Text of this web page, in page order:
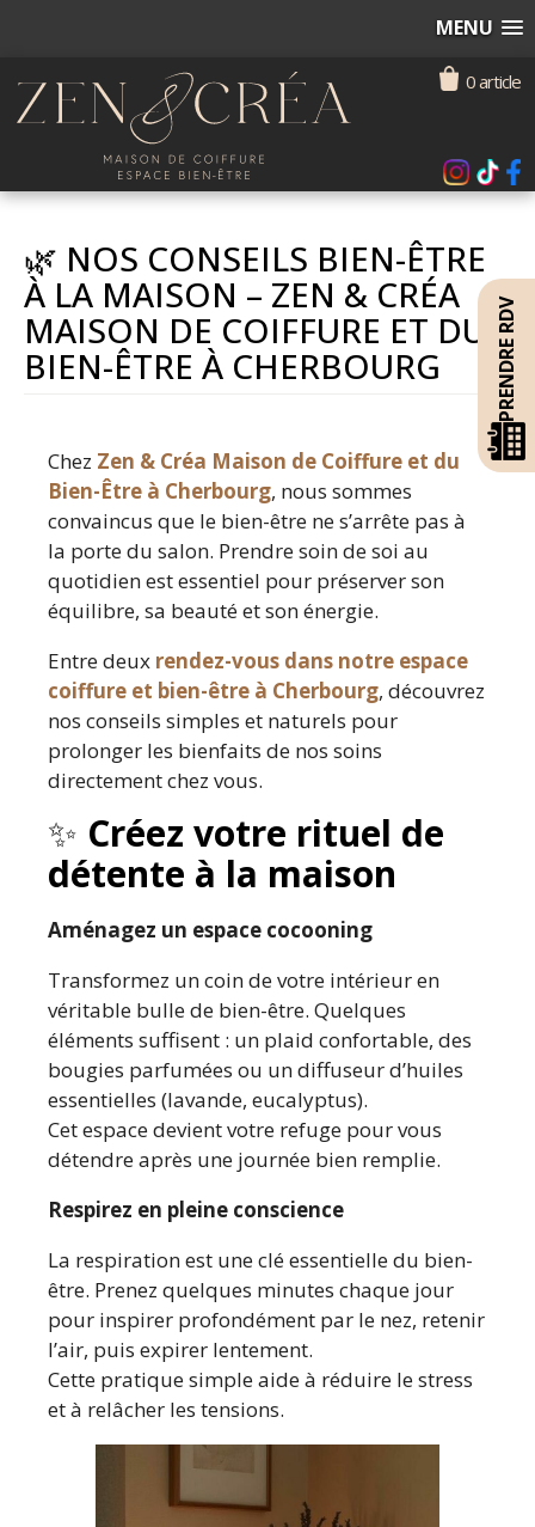
MENU
PRENDRE RDV
0 article
🌿 NOS CONSEILS BIEN-ÊTRE
À LA MAISON – ZEN & CRÉA
MAISON DE COIFFURE ET DU
BIEN-ÊTRE À CHERBOURG
Chez Zen & Créa Maison de Coiffure et du
Bien-Être à Cherbourg, nous sommes
convaincus que le bien-être ne s’arrête pas à
la porte du salon. Prendre soin de soi au
quotidien est essentiel pour préserver son
équilibre, sa beauté et son énergie.
Entre deux rendez-vous dans notre espace
coiffure et bien-être à Cherbourg, découvrez
nos conseils simples et naturels pour
prolonger les bienfaits de nos soins
directement chez vous.
✨ Créez votre rituel de
détente à la maison
Aménagez un espace cocooning
Transformez un coin de votre intérieur en
véritable bulle de bien-être. Quelques
éléments suffisent : un plaid confortable, des
bougies parfumées ou un diffuseur d’huiles
essentielles (lavande, eucalyptus).
Cet espace devient votre refuge pour vous
détendre après une journée bien remplie.
Respirez en pleine conscience
La respiration est une clé essentielle du bien-
être. Prenez quelques minutes chaque jour
pour inspirer profondément par le nez, retenir
l’air, puis expirer lentement.
Cette pratique simple aide à réduire le stress
et à relâcher les tensions.